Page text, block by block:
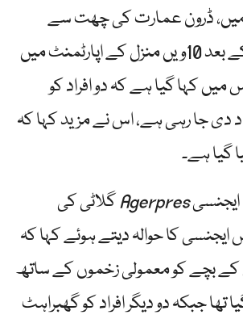
ڈرون عمارت کی چھت سے
ٹکرانے اور پھٹنے کے بعد 10ویں منزل کے اپارٹمنٹ میں
کہا گیا ہے کہ دو افراد کو
دی جا رہی ہے، اس نے مزید کہا کہ
ایجنسیAgerpresگلاٹی کی
کا حوالہ دیتے ہوئے کہا کہ
کے بچے کو معمولی زخموں کے ساتھ
تھا جبکہ دو دیگر افراد کو گھبراہٹ